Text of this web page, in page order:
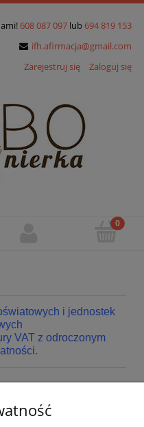
608 087 097 lub 694 819 153
ifh.afirmacja@gmail.com
Zarejestruj się
Zaloguj się
i jednostek
VAT z odroczonym
podane kryteria.